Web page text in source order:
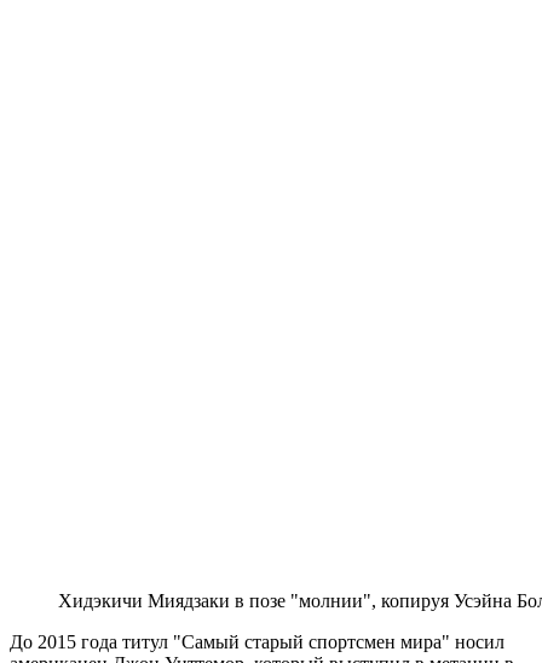
Хидэкичи Миядзаки в позе "молнии", копируя Усэйна
До 2015 года титул "Самый старый спортсмен мира" носил